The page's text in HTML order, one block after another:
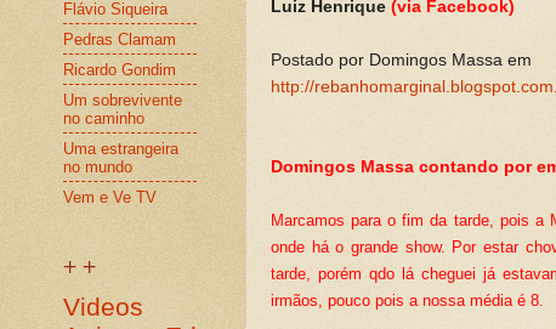
Luiz Henrique (via Facebook)
Postado por Domingos Massa em
http://
Domingos Massa contando por
Marcamos para o fim da tarde, pois a
onde há o grande show. Por estar
tarde, porém qdo lá cheguei já
irmãos, pouco pois a nossa média é 8.
Flávio Siqueira
Pedras Clamam
Ricardo Gondim
Um sobrevivente
no caminho
Uma estrangeira
no mundo
Vem e Ve TV
+ +
Videos